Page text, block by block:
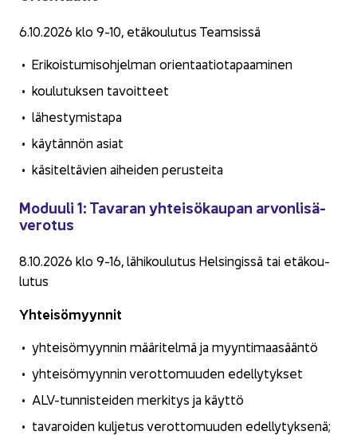
6.10.2026 klo 9-10, etä­kou­lu­tus Team­sis­sä
Eri­kois­tu­mis­oh­jel­man orien­taa­tio­ta­paa­mi­nen
kou­lu­tuk­sen ta­voit­teet
lä­hes­ty­mis­ta­pa
käy­tän­nön asiat
kä­si­tel­tä­vien ai­hei­den pe­rus­tei­ta
Mo­duu­li 1: Ta­va­ran yh­tei­sö­kau­pan ar­von­li­sä­
ve­ro­tus
8.10.2026 klo 9-16, lä­hi­kou­lu­tus Hel­sin­gis­sä tai etä­kou­
lu­tus
Yh­tei­sö­myyn­nit
yh­tei­sö­myyn­nin mää­ri­tel­mä ja myyn­ti­maa­sään­tö
yh­tei­sö­myyn­nin ve­rot­to­muu­den edel­ly­tyk­set
ALV-​tunnisteiden mer­ki­tys ja käyt­tö
ta­va­roi­den kul­je­tus ve­rot­to­muu­den edel­ly­tyk­se­nä;